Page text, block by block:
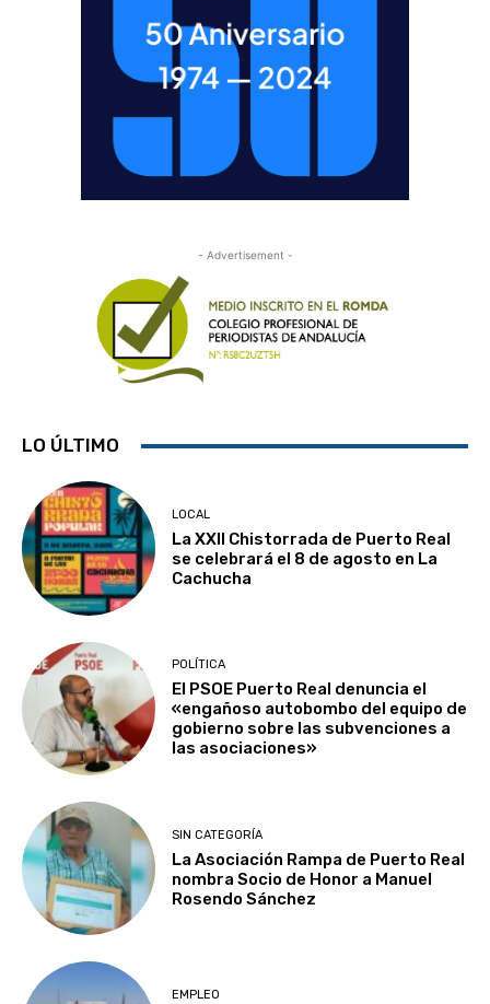
- Advertisement -
LO ÚLTIMO
LOCAL
La XXII Chistorrada de Puerto Real
se celebrará el 8 de agosto en La
Cachucha
POLÍTICA
El PSOE Puerto Real denuncia el
«engañoso autobombo del equipo de
gobierno sobre las subvenciones a
las asociaciones»
SIN CATEGORÍA
La Asociación Rampa de Puerto Real
nombra Socio de Honor a Manuel
Rosendo Sánchez
EMPLEO